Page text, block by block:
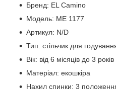
Бренд: EL Camino
Модель: ME 1177
Артикул: N/D
Тип: стільчик для
Вік: від 6 місяців до 3 років
Матеріал: екошкіра
Нахил спинки: 3